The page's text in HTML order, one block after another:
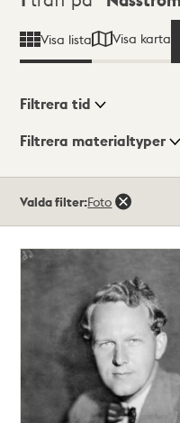
Visa lista Visa karta
Visningsläge
Filtrera tid
Filtrera materialtyper
träffar
Valda filter:Foto